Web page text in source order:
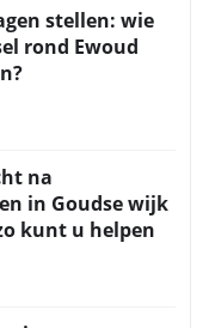
stellen: wie
rond Ewoud
na
in Goudse wijk
kunt u helpen